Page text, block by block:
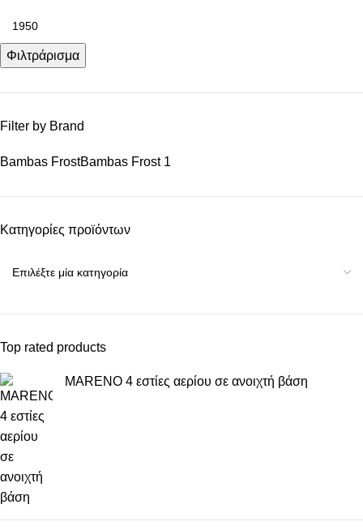
Φιλτράρισμα
Filter by Brand
Bambas FrostBambas Frost 1
Κατηγορίες προϊόντων
Top rated products
MARENO 4 εστίες αερίου σε ανοιχτή βάση